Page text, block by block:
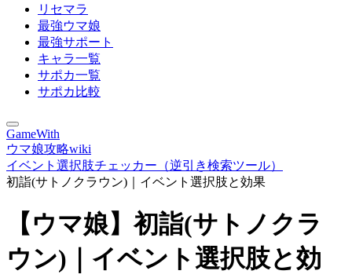
リセマラ
最強ウマ娘
最強サポート
キャラ一覧
サポカ一覧
サポカ比較
GameWith
ウマ娘攻略wiki
イベント選択肢チェッカー（逆引き検索ツール）
初詣(サトノクラウン)｜イベント選択肢と効果
【ウマ娘】初詣(サトノクラ
ウン)｜イベント選択肢と効